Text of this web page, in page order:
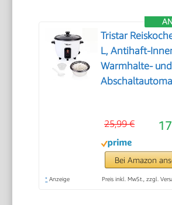
Tristar
L, Antihaft-
Warmhalte- und
und Löffel, 300
RK-6142
25,99 €
Bei Amazon
* Anzeige Preis inkl. MwSt., zzgl.